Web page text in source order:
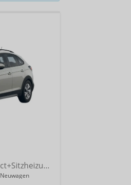
Trend 115PS DSG AppConnect+Sitzheizung+PDC+Alu16+LED+DAB+FrontAssist
Neuwagen